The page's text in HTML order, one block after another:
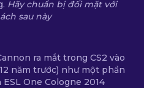
Hãy chuẩn bị đối mặt với
sau này
ra mắt trong CS2 vào
năm trước) như một phần
One Cologne 2014